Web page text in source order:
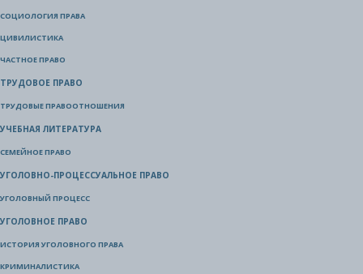
СОЦИОЛОГИЯ ПРАВА
ЦИВИЛИСТИКА
ЧАСТНОЕ ПРАВО
ТРУДОВОЕ ПРАВО
ТРУДОВЫЕ ПРАВООТНОШЕНИЯ
УЧЕБНАЯ ЛИТЕРАТУРА
СЕМЕЙНОЕ ПРАВО
УГОЛОВНО-ПРОЦЕССУАЛЬНОЕ ПРАВО
УГОЛОВНЫЙ ПРОЦЕСС
УГОЛОВНОЕ ПРАВО
ИСТОРИЯ УГОЛОВНОГО ПРАВА
КРИМИНАЛИСТИКА